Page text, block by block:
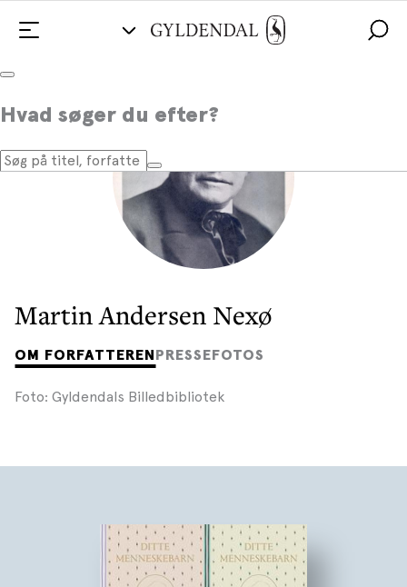
Hvad søger du efter?
Martin Andersen Nexø
OM FORFATTERENPRESSEFOTOS
Foto: Gyldendals Billedbibliotek